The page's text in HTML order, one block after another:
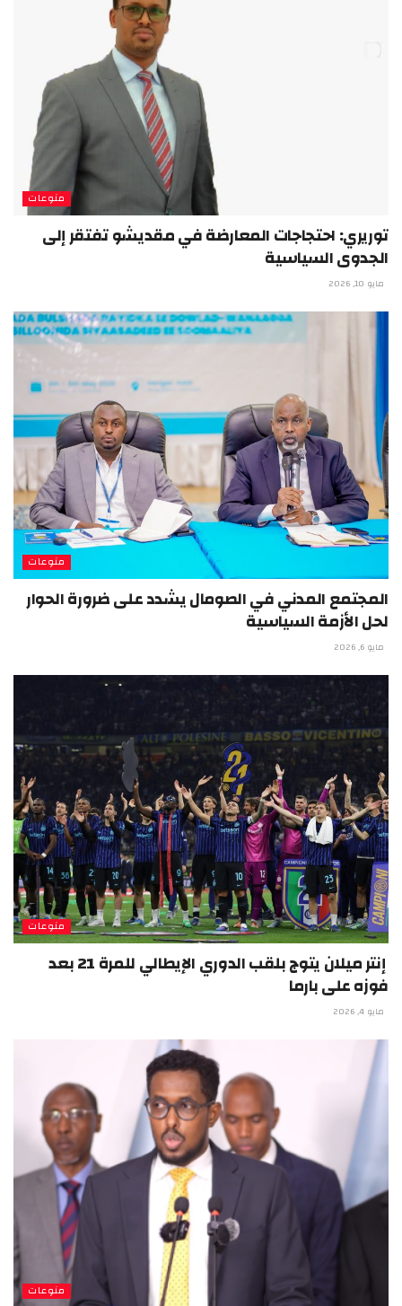
منوعات
توريري: احتجاجات المعارضة في مقديشو تفتقر إلى
الجدوى السياسية
مايو 10, 2026
منوعات
المجتمع المدني في الصومال يشدد على ضرورة الحوار
لحل الأزمة السياسية
مايو 6, 2026
منوعات
إنتر ميلان يتوج بلقب الدوري الإيطالي للمرة 21 بعد
فوزه على بارما
مايو 4, 2026
منوعات